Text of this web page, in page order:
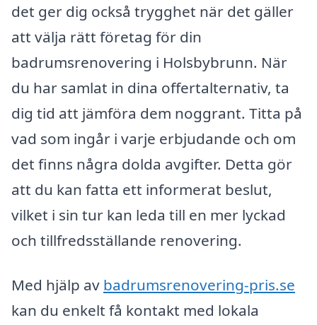
det ger dig också trygghet när det gäller
att välja rätt företag för din
badrumsrenovering i Holsbybrunn. När
du har samlat in dina offertalternativ, ta
dig tid att jämföra dem noggrant. Titta på
vad som ingår i varje erbjudande och om
det finns några dolda avgifter. Detta gör
att du kan fatta ett informerat beslut,
vilket i sin tur kan leda till en mer lyckad
och tillfredsställande renovering.
Med hjälp av badrumsrenovering-pris.se
kan du enkelt få kontakt med lokala